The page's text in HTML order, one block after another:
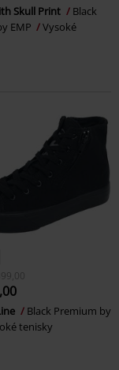
Skull Print
Black
EMP
Vysoké
Black Premium by
tenisky